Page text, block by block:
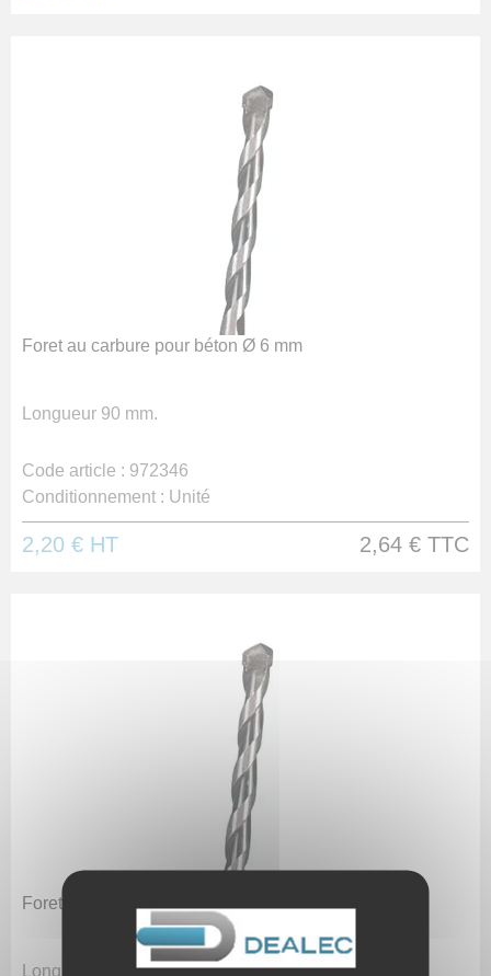
Foret au carbure pour béton Ø 6 mm
Longueur 90 mm.
Code article : 972346
Conditionnement : Unité
2,20 € HT 2,64 € TTC
Foret au carbure pour béton Ø 7 mm
Longueur 105 mm.